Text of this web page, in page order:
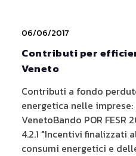
06/06/2017
Contributi per
Veneto
Contributi a fondo
energetica nelle
VenetoBando POR FESR
4.2.1 "Incentivi finalizzati
consumi energetici e